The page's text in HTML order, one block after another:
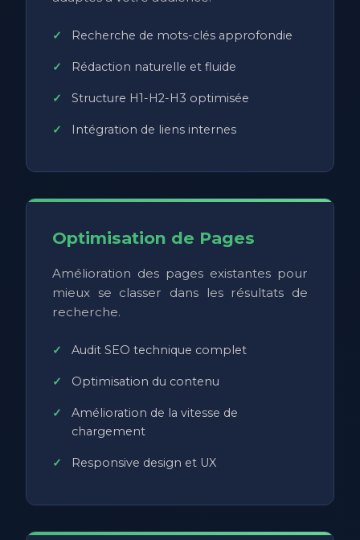
Recherche de mots-clés approfondie
Rédaction naturelle et fluide
Structure H1-H2-H3 optimisée
Intégration de liens internes
Optimisation de Pages
Amélioration des pages existantes pour
mieux se classer dans les résultats de
recherche.
Audit SEO technique complet
Optimisation du contenu
Amélioration de la vitesse de
chargement
Responsive design et UX